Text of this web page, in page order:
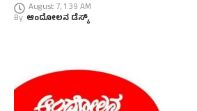
August 7, 1:39 AM
By ಆಂದೋಲನ ಡೆಸ್ಕ್